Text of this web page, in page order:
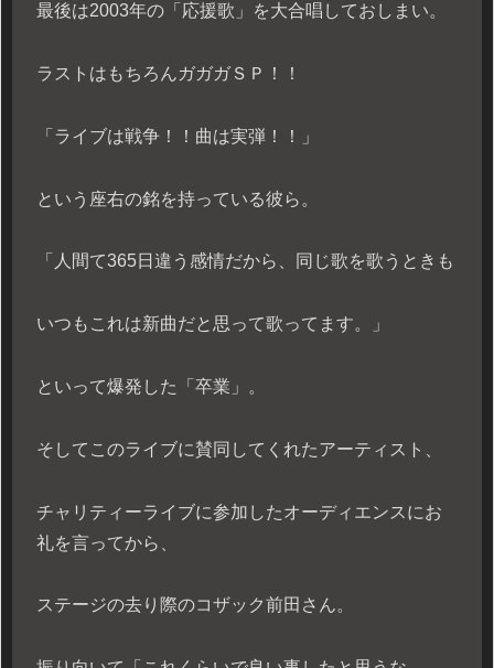
最後は2003年の「応援歌」を大合唱しておしまい。
ラストはもちろんガガガＳＰ！！
「ライブは戦争！！曲は実弾！！」
という座右の銘を持っている彼ら。
「人間て365日違う感情だから、同じ歌を歌うときも
いつもこれは新曲だと思って歌ってます。」
といって爆発した「卒業」。
そしてこのライブに賛同してくれたアーティスト、
チャリティーライブに参加したオーディエンスにお
礼を言ってから、
ステージの去り際のコザック前田さん。